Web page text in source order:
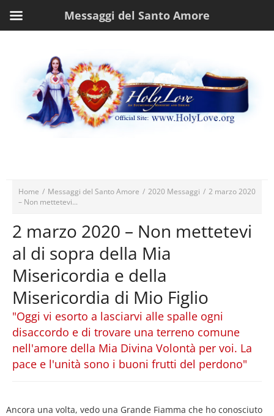
Home / Messaggi del Santo Amore / 2020 Messaggi / 2 marzo 2020
– Non mettetevi...
2 marzo 2020 – Non mettetevi
al di sopra della Mia
Misericordia e della
Misericordia di Mio Figlio
"Oggi vi esorto a lasciarvi alle spalle ogni
disaccordo e di trovare una terreno comune
nell'amore della Mia Divina Volontà per voi. La
pace e l'unità sono i buoni frutti del perdono"
Ancora una volta, vedo una Grande Fiamma che ho conosciuto
Messaggi del Santo Amore